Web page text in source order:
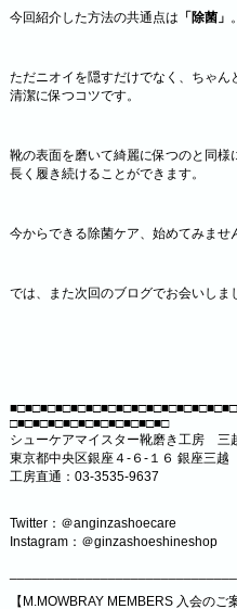
今回紹介した方法の共通点は 「除菌」 。
ただニオイを隠すだけでなく、ちゃん
清潔に保つコツです。
靴の表面を磨いて綺麗に保つのと同様
長く履き続けることができます。
今からできる除菌ケア、始めてみませ
では、また次回のブログでお会いしま
□■□■□■□■□■□■□■□■□■□■□
シューケアマイスター靴磨き工房 三
東京都中央区銀座４-６-１６ 銀座三
工房直通：03-3535-9637
Twitter：＠anginzashoecare
Instagram：＠ginzashoeshineshop
【M.MOWBRAY MEMBERS 入会のご